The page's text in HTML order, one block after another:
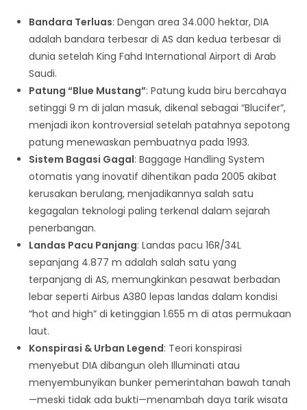
Bandara Terluas: Dengan area 34.000 hektar, DIA
adalah bandara terbesar di AS dan kedua terbesar di
dunia setelah King Fahd International Airport di Arab
Saudi.
Patung “Blue Mustang”: Patung kuda biru bercahaya
setinggi 9 m di jalan masuk, dikenal sebagai “Blucifer”,
menjadi ikon kontroversial setelah patahnya sepotong
patung menewaskan pembuatnya pada 1993.
Sistem Bagasi Gagal: Baggage Handling System
otomatis yang inovatif dihentikan pada 2005 akibat
kerusakan berulang, menjadikannya salah satu
kegagalan teknologi paling terkenal dalam sejarah
penerbangan.
Landas Pacu Panjang: Landas pacu 16R/34L
sepanjang 4.877 m adalah salah satu yang
terpanjang di AS, memungkinkan pesawat berbadan
lebar seperti Airbus A380 lepas landas dalam kondisi
“hot and high” di ketinggian 1.655 m di atas permukaan
laut.
Konspirasi & Urban Legend: Teori konspirasi
menyebut DIA dibangun oleh Illuminati atau
menyembunyikan bunker pemerintahan bawah tanah
—meski tidak ada bukti—menambah daya tarik wisata